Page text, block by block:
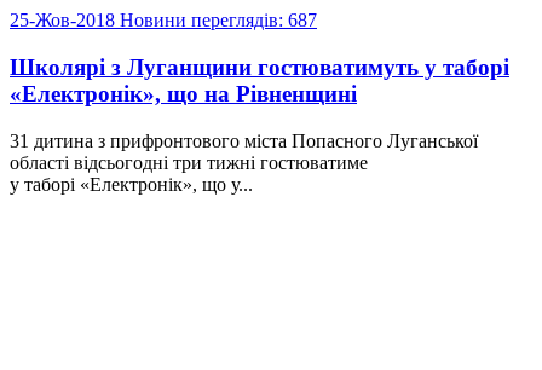
25-Жов-2018 Новини переглядів: 687
Школярі з Луганщини гостюватимуть у таборі
«Електронік», що на Рівненщині
31 дитина з прифронтового міста Попасного Луганської
області відсьогодні три тижні гостюватиме
у таборі «Електронік», що у...